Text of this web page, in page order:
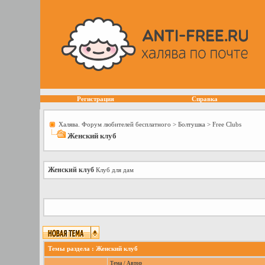
Регистрация Справка
Халява. Форум любителей бесплатного > Болтушка > Free Сlubs
Женский клуб
Женский клуб Клуб для дам
Темы раздела : Женский клуб
Тема/ Автор